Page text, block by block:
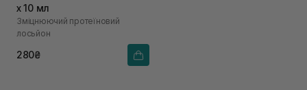
х 10 мл
Зміцнюючий протеїновий
лосьйон
280₴